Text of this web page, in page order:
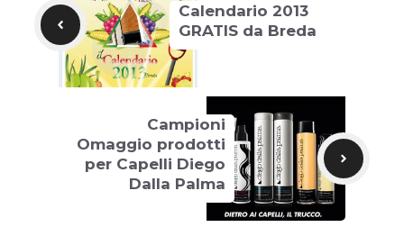
Calendario 2013
GRATIS da Breda
Campioni
Omaggio prodotti
per Capelli Diego
Dalla Palma